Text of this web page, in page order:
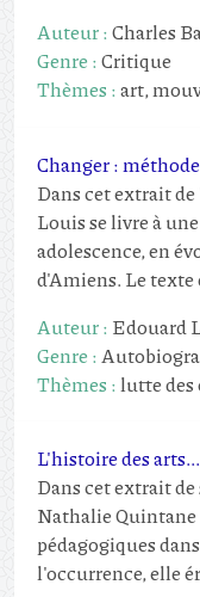
Auteur :Charles
Genre :Critique
Thèmes :art,
Changer :
Dans cet extrait
Louis se livre à
adolescence, en
d'Amiens. Le texte
Auteur : Edouard
Genre :
Thèmes :lutte des
L'histoire des arts...
Dans cet extrait
Nathalie Quintane
pédagogiques
l'occurrence, elle